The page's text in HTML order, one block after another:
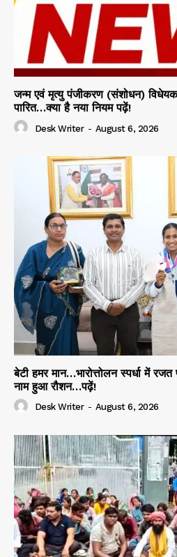
जन्म एवं मृत्यु पंजीकरण (संशोधन)
पारित…क्या है नया नियम पढ़ें!
Desk Writer - August 6, 2026
बेटी हमर मान…भारोत्तोलन स्पर्धा में
नाम हुआ रौशन…पढ़ें!
Desk Writer - August 6, 2026